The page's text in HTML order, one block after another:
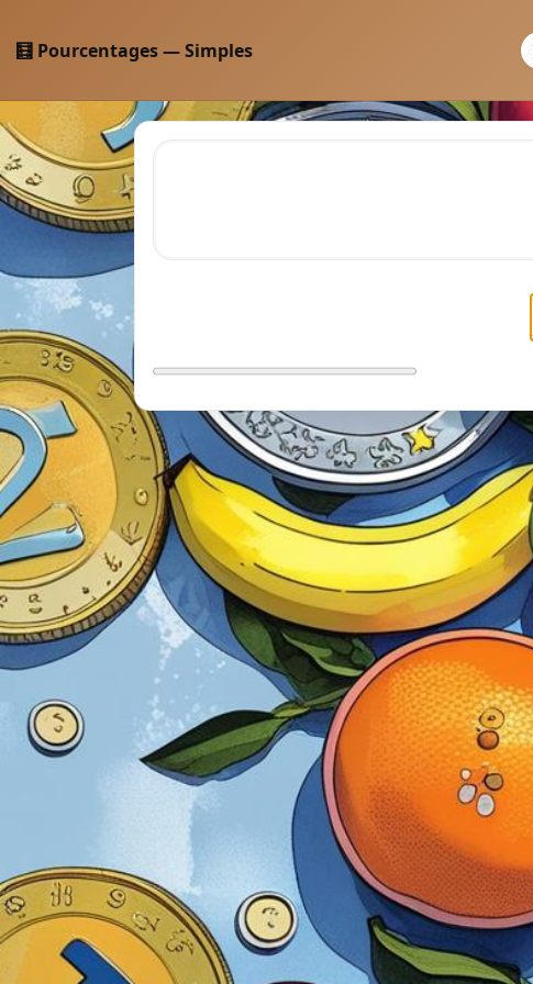
🧮 Pourcentages — Simples